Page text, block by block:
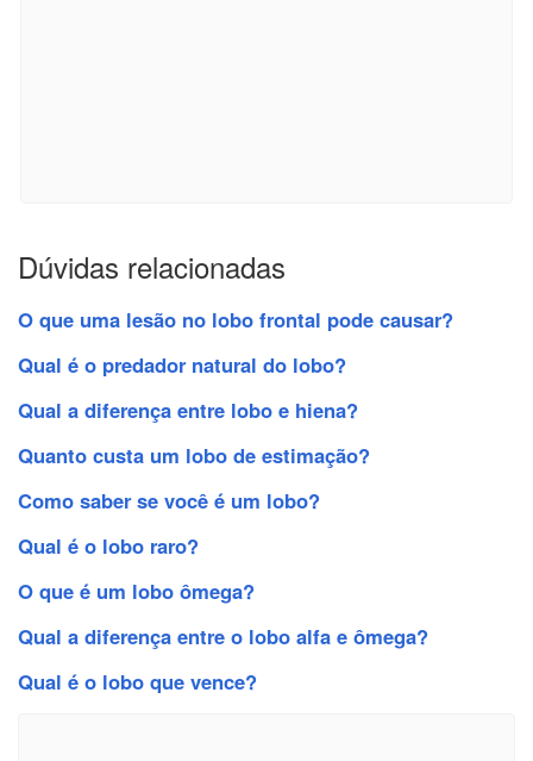
Dúvidas relacionadas
O que uma lesão no lobo frontal pode causar?
Qual é o predador natural do lobo?
Qual a diferença entre lobo e hiena?
Quanto custa um lobo de estimação?
Como saber se você é um lobo?
Qual é o lobo raro?
O que é um lobo ômega?
Qual a diferença entre o lobo alfa e ômega?
Qual é o lobo que vence?